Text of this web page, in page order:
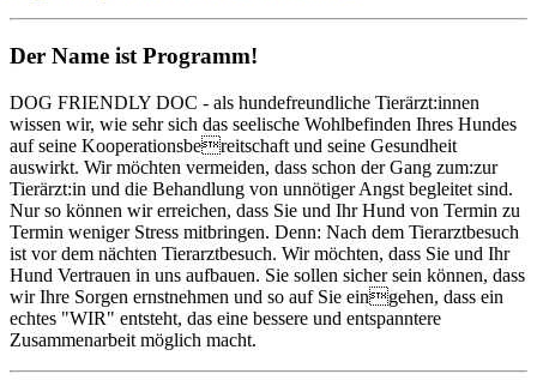
Der Name ist Programm!
DOG FRIENDLY DOC - als hundefreundliche Tierärzt:innen
wissen wir, wie sehr sich das seelische Wohlbefinden Ihres Hundes
auf seine Kooperationsbereitschaft und seine Gesundheit
auswirkt. Wir möchten vermeiden, dass schon der Gang zum:zur
Tierärzt:in und die Behandlung von unnötiger Angst begleitet sind.
Nur so können wir erreichen, dass Sie und Ihr Hund von Termin zu
Termin weniger Stress mitbringen. Denn: Nach dem Tierarztbesuch
ist vor dem nächten Tierarztbesuch. Wir möchten, dass Sie und Ihr
Hund Vertrauen in uns aufbauen. Sie sollen sicher sein können, dass
wir Ihre Sorgen ernstnehmen und so auf Sie eingehen, dass ein
echtes "WIR" entsteht, das eine bessere und entspanntere
Zusammenarbeit möglich macht.